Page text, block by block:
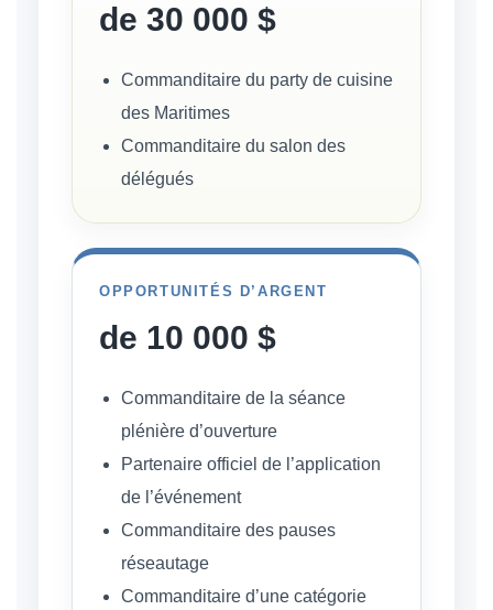
de 30 000 $
Commanditaire du party de cuisine
des Maritimes
Commanditaire du salon des
délégués
OPPORTUNITÉS D’ARGENT
de 10 000 $
Commanditaire de la séance
plénière d’ouverture
Partenaire officiel de l’application
de l’événement
Commanditaire des pauses
réseautage
Commanditaire d’une catégorie